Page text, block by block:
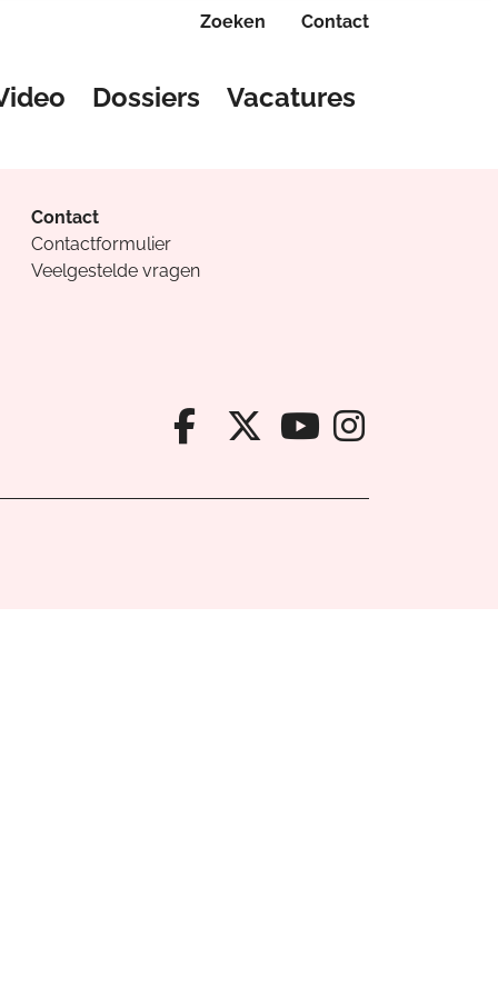
Zoeken Contact
Dossiers Vacatures
Contact
Contactformulier
Veelgestelde vragen
Facebook van
X van